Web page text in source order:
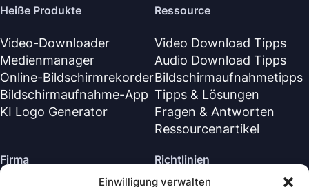
Einwilligung verwalten
Heiße Produkte
Video-Downloader
Medienmanager
Online-Bildschirmrekorder
Bildschirmaufnahme-App
KI Logo Generator
Ressource
Video Download Tipps
Audio Download Tipps
Bildschirmaufnahmetipps
Tipps & Lösungen
Fragen & Antworten
Ressourcenartikel
Firma Richtlinien